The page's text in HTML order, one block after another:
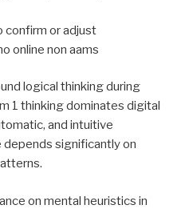
confirm or adjust
online non aams
logical thinking during
1 thinking dominates digital
and intuitive
significantly on
on mental heuristics in